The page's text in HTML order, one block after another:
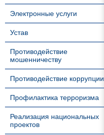
Электронные услуги
Устав
Противодействие
мошенничеству
Противодействие коррупции
Профилактика терроризма
Реализация национальных
проектов